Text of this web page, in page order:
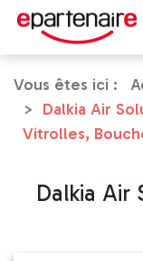
Vous êtes ici :
Dalkia Air
Vitrolles,
Dalkia Air